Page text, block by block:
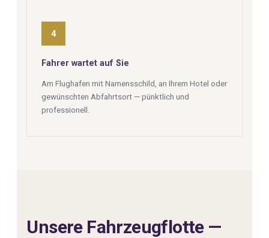
4
Fahrer wartet auf Sie
Am Flughafen mit Namensschild, an Ihrem Hotel oder
gewünschten Abfahrtsort — pünktlich und
professionell.
Unsere Fahrzeugflotte —